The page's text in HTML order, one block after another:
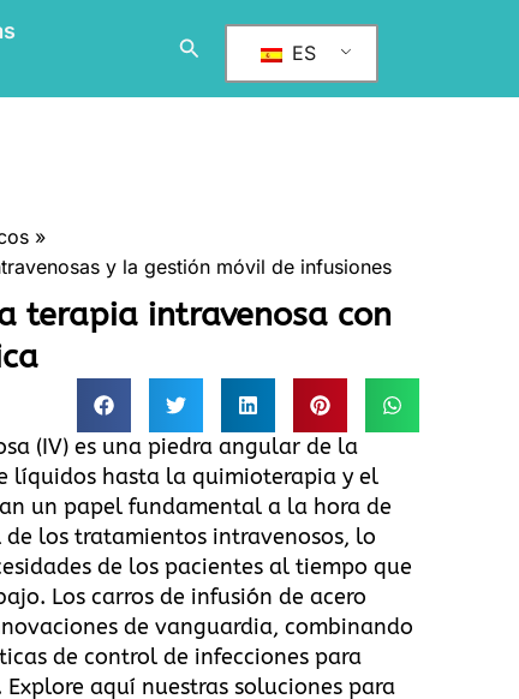
Buscar ES
y la gestión móvil de infusiones
terapia intravenosa con
(IV) es una piedra angular de la
líquidos hasta la quimioterapia y el
un papel fundamental a la hora de
los tratamientos intravenosos, lo
de los pacientes al tiempo que
Los carros de infusión de acero
de vanguardia, combinando
de control de infecciones para
Explore aquí nuestras soluciones para